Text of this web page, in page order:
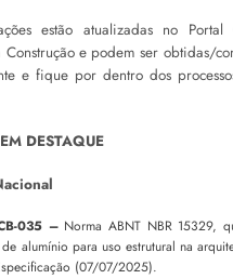
estão atualizadas no
Construção e podem ser obtidas/
e fique por dentro dos
DESTAQUE
035 –Norma ABNT NBR 15329,
alumínio para uso estrutural na
(07/07/2025).